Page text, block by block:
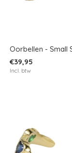
Oorbellen - Small
€39,95
Incl. btw